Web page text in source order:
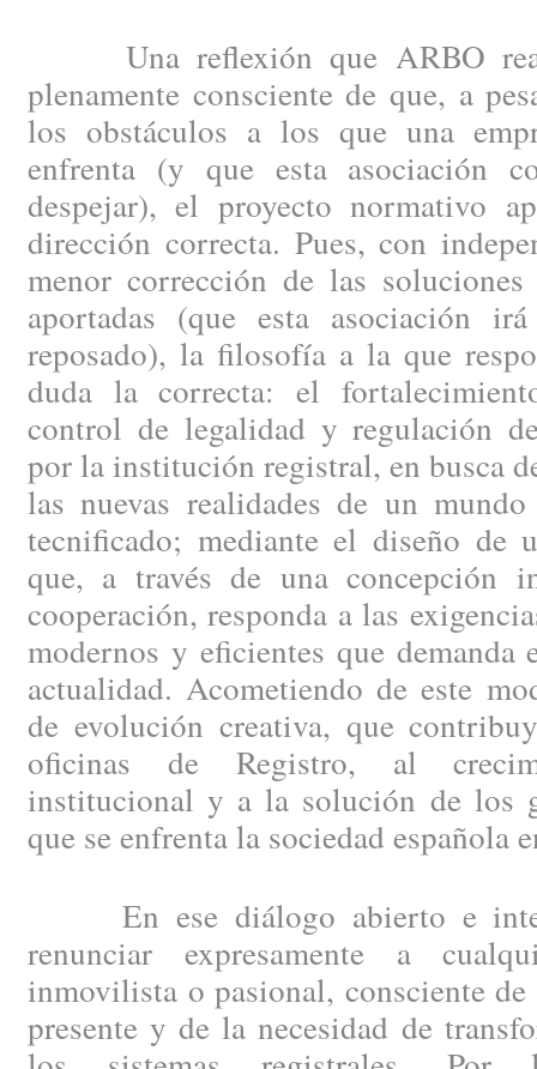
Una reflexión que ARBO
plenamente consciente de que, a
los obstáculos a los que una
enfrenta (y que esta asociación
despejar), el proyecto normativo
dirección correcta. Pues, con
menor corrección de las
aportadas (que esta asociación
reposado), la filosofía a la que
duda la correcta: el
control de legalidad y regulación
por la institución registral, en busca
las nuevas realidades de un
tecnificado; mediante el diseño de
que, a través de una concepción
cooperación, responda a las
modernos y eficientes que
actualidad. Acometiendo de este
de evolución creativa, que
oficinas de Registro, al
institucional y a la solución de los
que se enfrenta la sociedad española
En ese diálogo abierto e
renunciar expresamente a
inmovilista o pasional, consciente
presente y de la necesidad de